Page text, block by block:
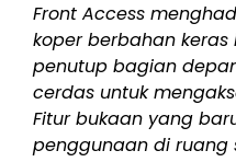
Front Access
koper berbahan
penutup bagian
cerdas untuk
Fitur bukaan yang
penggunaan di ruang